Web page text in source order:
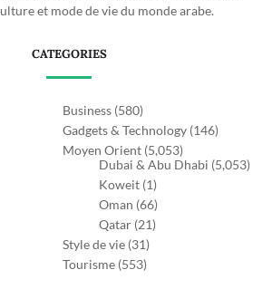
et mode de vie du monde arabe.
CATEGORIES
Business (580)
Gadgets & Technology (146)
Moyen Orient (5,053)
Dubai & Abu Dhabi (5,053)
Koweit (1)
Oman (66)
Qatar (21)
Style de vie (31)
Tourisme (553)